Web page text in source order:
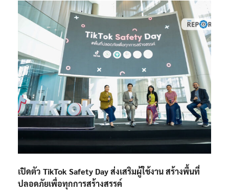
เปิดตัว TikTok Safety Day ส่งเสริมผู้ใช้งาน สร้างพื้นที่
ปลอดภัยเพื่อทุกการสร้างสรรค์